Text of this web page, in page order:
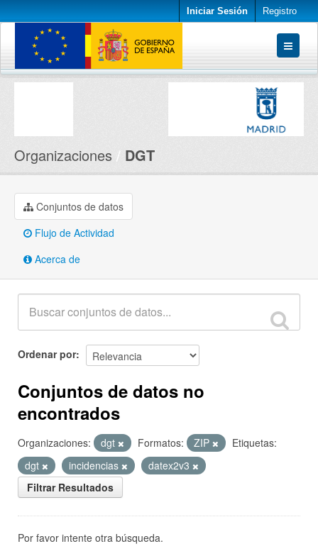
Iniciar Sesión Registro
Conjuntos de datos
Organizaciones DGT
Conjuntos de datos
Flujo de Actividad
Acerca de
Ordenar por
Conjuntos de datos no
encontrados
Organizaciones: dgt Formatos: ZIP
Etiquetas:
dgt
incidencias
datex2v3
Filtrar Resultados
Por favor intente otra búsqueda.